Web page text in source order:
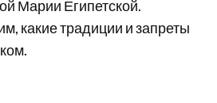
Марии Египетской.
какие традиции и запреты